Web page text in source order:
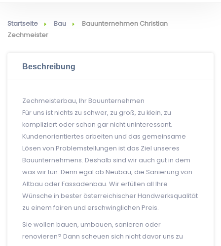
Startseite Bau
Bauunternehmen Christian
Zechmeister
Beschreibung
Zechmeisterbau, Ihr Bauunternehmen
Für uns ist nichts zu schwer, zu groß, zu klein, zu
kompliziert oder schon gar nicht uninteressant.
Kundenorientiertes arbeiten und das gemeinsame
Lösen von Problemstellungen ist das Ziel unseres
Bauunternehmens. Deshalb sind wir auch gut in dem
was wir tun. Denn egal ob Neubau, die Sanierung von
Altbau oder Fassadenbau. Wir erfüllen all Ihre
Wünsche in bester österreichischer Handwerksqualität
zu einem fairen und erschwinglichen Preis.
Sie wollen bauen, umbauen, sanieren oder
renovieren? Dann scheuen sich nicht davor uns zu